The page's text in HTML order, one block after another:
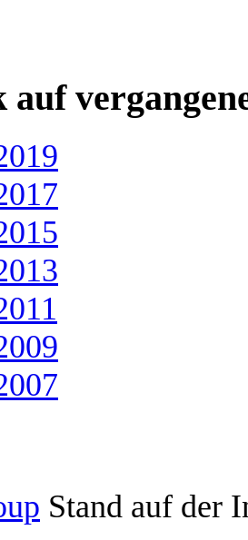
Stand auf der